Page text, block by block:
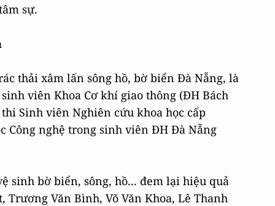
sự.
thải xâm lấn sông hồ, bờ biển Đà Nẵng, là
viên Khoa Cơ khí giao thông (ĐH Bách
Sinh viên Nghiên cứu khoa học cấp
Công nghệ trong sinh viên ĐH Đà Nẵng
sinh bờ biển, sông, hồ... đem lại hiệu quả
Trương Văn Bình, Võ Văn Khoa, Lê Thanh